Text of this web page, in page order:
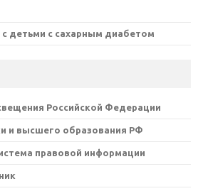
детьми с сахарным диабетом
Российской Федерации
и высшего образования РФ
правовой информации